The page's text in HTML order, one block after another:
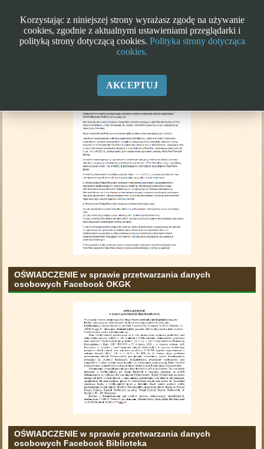
Klauzula informacyjna RODO
OŚWIADCZENIE w sprawie przetwarzania danych
osobowych Facebook OKGK
OŚWIADCZENIE w sprawie przetwarzania danych
osobowych Facebook Biblioteka
Korzystając z niniejszej strony wyrażasz zgodę na używanie
cookies, zgodnie z aktualnymi ustawieniami przeglądarki i
polityką strony dotyczącą cookies. Polityka strony dotycząca
cookies.
AKCEPTUJ